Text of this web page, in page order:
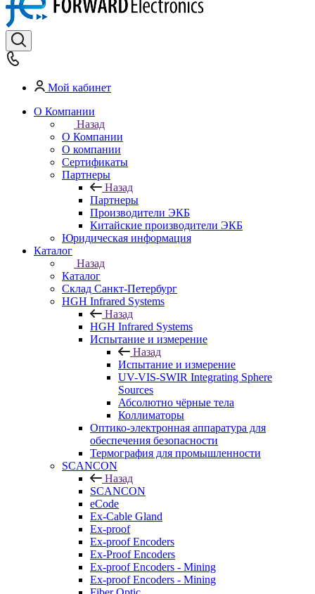
Мой кабинет
О Компании
Назад
О Компании
О компании
Сертификаты
Партнеры
Назад
Партнеры
Производители ЭКБ
Китайские производители ЭКБ
Юридическая информация
Каталог
Назад
Каталог
Cклад Санкт-Петербург
HGH Infrared Systems
Назад
HGH Infrared Systems
Испытание и измерение
Назад
Испытание и измерение
UV-VIS-SWIR Integrating Sphere
Sources
Абсолютно чёрные тела
Коллиматоры
Оптико-электронная аппаратура для
обеспечения безопасности
Термография для промышленности
SCANCON
Назад
SCANCON
eCode
Ex-Cable Gland
Ex-proof
Ex-proof Encoders
Ex-Proof Encoders
Ex-proof Encoders - Mining
Ex-proof Encoders - Mining